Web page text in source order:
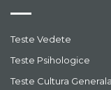
Teste Vedete
Teste Psihologice
Teste Cultura Generala